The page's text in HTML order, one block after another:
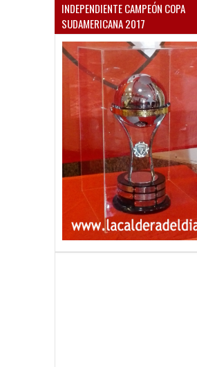
INDEPENDIENTE CAMPEÓN COPA
SUDAMERICANA 2017